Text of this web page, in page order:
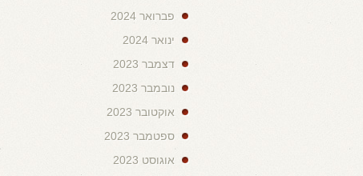
פברואר 2024
ינואר 2024
דצמבר 2023
נובמבר 2023
אוקטובר 2023
ספטמבר 2023
אוגוסט 2023